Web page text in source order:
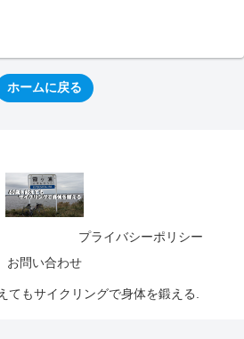
ホームに戻る
プライバシーポリシー
お問い合わせ
てもサイクリングで身体を鍛える.